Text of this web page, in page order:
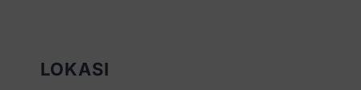
LOKASI